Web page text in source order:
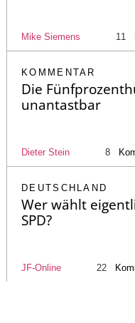
Mike Siemens 11
KOMMENTAR
Die
unantastbar
Dieter Stein 8
DEUTSCHLAND
Wer wählt
SPD?
JF-Online 22